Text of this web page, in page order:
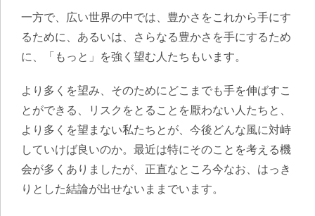
一方で、広い世界の中では、豊かさをこれから手にす
るために、あるいは、さらなる豊かさを手にするため
に、「もっと」を強く望む人たちもいます。
より多くを望み、そのためにどこまでも手を伸ばすこ
とができる、リスクをとることを厭わない人たちと、
より多くを望まない私たちとが、今後どんな風に対峙
していけば良いのか。最近は特にそのことを考える機
会が多くありましたが、正直なところ今なお、はっき
りとした結論が出せないままでいます。